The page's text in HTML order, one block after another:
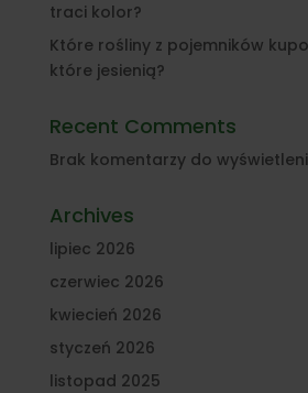
traci kolor?
Które rośliny z pojemników
które jesienią?
Recent Comments
Brak komentarzy do
Archives
lipiec 2026
czerwiec 2026
kwiecień 2026
styczeń 2026
listopad 2025